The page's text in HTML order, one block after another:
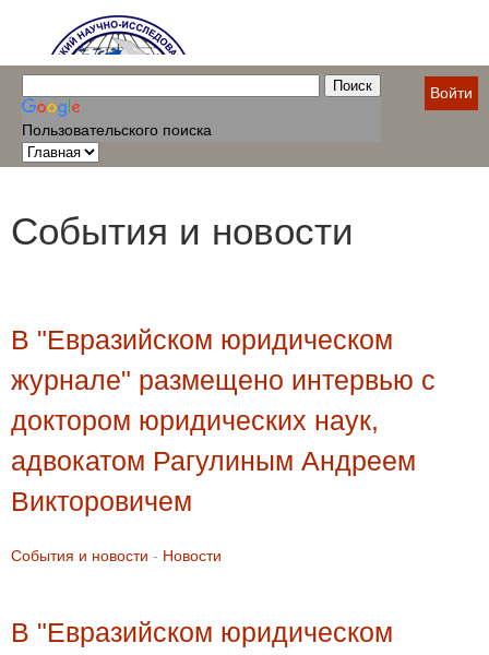
Пользовательского поиска
Войти
События и новости
В "Евразийском юридическом
журнале" размещено интервью с
доктором юридических наук,
адвокатом Рагулиным Андреем
Викторовичем
События и новости - Новости
В "Евразийском юридическом